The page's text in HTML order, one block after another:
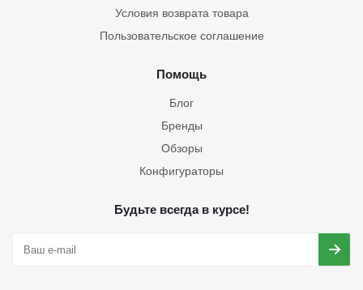
Условия возврата товара
Пользовательское соглашение
Помощь
Блог
Бренды
Обзоры
Конфигураторы
Будьте всегда в курсе!